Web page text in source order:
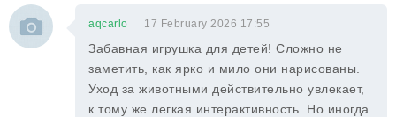
aqcarlo 17 February 2026 17:55
Забавная игрушка для детей! Сложно не
заметить, как ярко и мило они нарисованы.
Уход за животными действительно увлекает,
к тому же легкая интерактивность. Но иногда